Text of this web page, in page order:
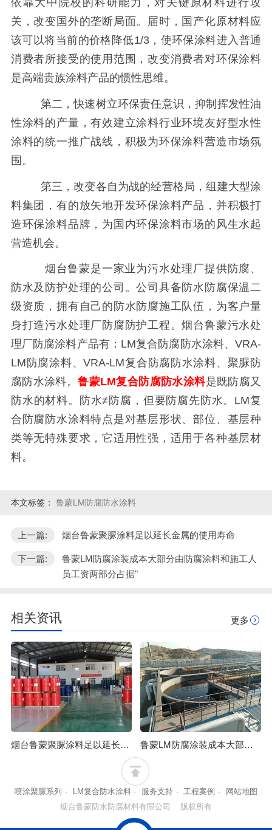
依靠大中院校的科研能力，对关键原材料进行攻
关，改变国外的垄断局面。届时，国产化原材料应
该可以将当前的价格降低1/3，使环保涂料进入普通
消费者所接受的使用范围，改变消费者对环保涂料
是高端贵族涂料产品的惯性思维。
第二，快速树立环保责任意识，抑制挥发性油
性涂料的产量，有效建立涂料行业环境友好型水性
涂料的统一推广战线，积极为环保涂料营造市场氛
围。
第三，改变各自为战的经营格局，组建大型涂
料集团，有的放矢地开发环保涂料产品，并积极打
造环保涂料品牌，为国内环保涂料市场的风生水起
营造机会。
烟台鲁蒙是一家业为污水处理厂提供防腐、
防水及防护处理的公司。公司具备防水防腐保温二
级资质，拥有自己的防水防腐施工队伍，为客户量
身打造污水处理厂防腐防护工程。烟台鲁蒙污水处
理厂防腐涂料产品有： LM复合防腐防水涂料、VRA-
LM 防腐涂料、VRA-LM复合防腐防水涂料、聚脲防
腐防水涂料。鲁蒙LM复合防腐防水涂料是既防腐又
防水的材料。防水≠防腐，但要防腐先防水。 LM复
合防腐防水涂料特点是对基层形状、部位、基层种
类等无特殊要求，它适用性强，适用于各种基层材
料。
本文标签： 鲁蒙LM防腐防水涂料
上一篇: 烟台鲁蒙聚脲涂料足以延长金属的使用寿命
下一篇:
鲁蒙LM防腐涂装成本大部分由防腐涂料和施工人
员工资两部分占据"
相关资讯 更多
烟台鲁蒙聚脲涂料足以延长金属的使用寿命 鲁蒙LM防腐涂装成本大部分由防腐涂料和施工人员工资两部分占据
喷涂聚脲系列 · LM复合防水涂料 · 服务支持 · 工程案例 ·
网站地图
烟台鲁蒙防水防腐材料有限公司 版权所有